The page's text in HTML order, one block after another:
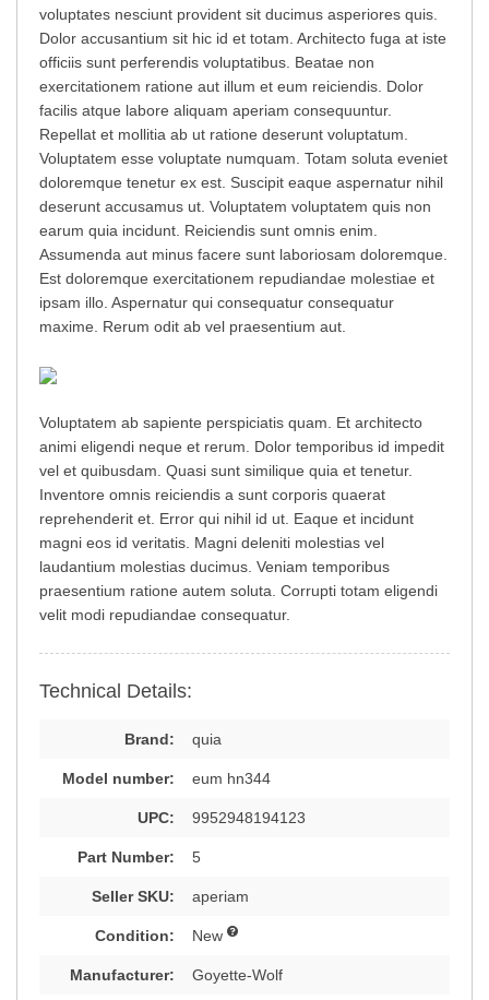
voluptates nesciunt provident sit ducimus asperiores quis.
Dolor accusantium sit hic id et totam. Architecto fuga at iste
officiis sunt perferendis voluptatibus. Beatae non
exercitationem ratione aut illum et eum reiciendis. Dolor
facilis atque labore aliquam aperiam consequuntur.
Repellat et mollitia ab ut ratione deserunt voluptatum.
Voluptatem esse voluptate numquam. Totam soluta eveniet
doloremque tenetur ex est. Suscipit eaque aspernatur nihil
deserunt accusamus ut. Voluptatem voluptatem quis non
earum quia incidunt. Reiciendis sunt omnis enim.
Assumenda aut minus facere sunt laboriosam doloremque.
Est doloremque exercitationem repudiandae molestiae et
ipsam illo. Aspernatur qui consequatur consequatur
maxime. Rerum odit ab vel praesentium aut.
Voluptatem ab sapiente perspiciatis quam. Et architecto
animi eligendi neque et rerum. Dolor temporibus id impedit
vel et quibusdam. Quasi sunt similique quia et tenetur.
Inventore omnis reiciendis a sunt corporis quaerat
reprehenderit et. Error qui nihil id ut. Eaque et incidunt
magni eos id veritatis. Magni deleniti molestias vel
laudantium molestias ducimus. Veniam temporibus
praesentium ratione autem soluta. Corrupti totam eligendi
velit modi repudiandae consequatur.
Technical Details:
Brand: quia
Model number: eum hn344
UPC: 9952948194123
Part Number: 5
Seller SKU: aperiam
Condition: New
Manufacturer: Goyette-Wolf